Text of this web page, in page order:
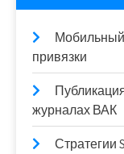
Мобильный
привязки
журналах ВАК
Стратегии